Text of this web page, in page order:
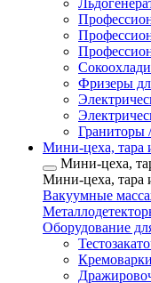
Фризеры
Мини-цеха, тара
Мини-цеха,
Мини-цеха, тара
Вакуумные
Оборудование
Кремоварки